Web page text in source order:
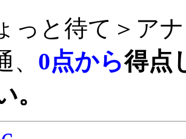
っと待て＞ア
0点から得点
。